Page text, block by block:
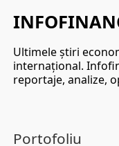
Ultimele ştiri
internaţional.
reportaje, analize,
Portofoliu